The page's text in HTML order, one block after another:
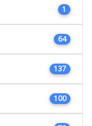
1
64
137
100